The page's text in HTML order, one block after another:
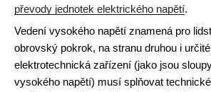
převody jednotek elektrického napětí.
Vedení vysokého napětí znamená pro
obrovský pokrok, na stranu druhou i
elektrotechnická zařízení (jako jsou
vysokého napětí) musí splňovat